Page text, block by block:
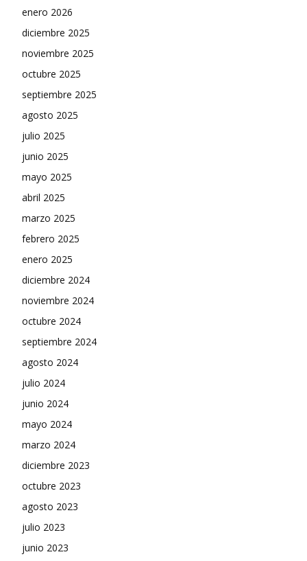
enero 2026
diciembre 2025
noviembre 2025
octubre 2025
septiembre 2025
agosto 2025
julio 2025
junio 2025
mayo 2025
abril 2025
marzo 2025
febrero 2025
enero 2025
diciembre 2024
noviembre 2024
octubre 2024
septiembre 2024
agosto 2024
julio 2024
junio 2024
mayo 2024
marzo 2024
diciembre 2023
octubre 2023
agosto 2023
julio 2023
junio 2023